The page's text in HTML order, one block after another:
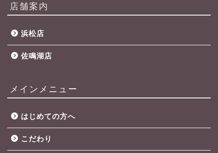
店舗案内
浜松店
佐鳴湖店
メインメニュー
はじめての方へ
こだわり